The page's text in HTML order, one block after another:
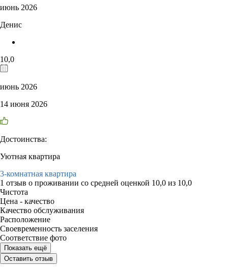
июнь 2026
Денис
10,0
июнь 2026
14 июня 2026
Достоинства:
Уютная квартира
3-комнатная квартира
1 отзыв о проживании со средней оценкой 10,0 из 10,0
Чистота
Цена - качество
Качество обслуживания
Расположение
Своевременность заселения
Соответствие фото
Показать ещё
Оставить отзыв